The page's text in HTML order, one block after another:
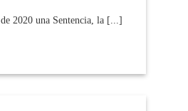
2020 una Sentencia, la [...]